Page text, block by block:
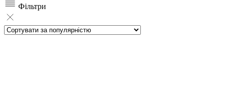
хорошу репутацію і був обраний як топ-100 дуже важливих
продуктів Азії 2009 року компанією Aving.
Фільтри